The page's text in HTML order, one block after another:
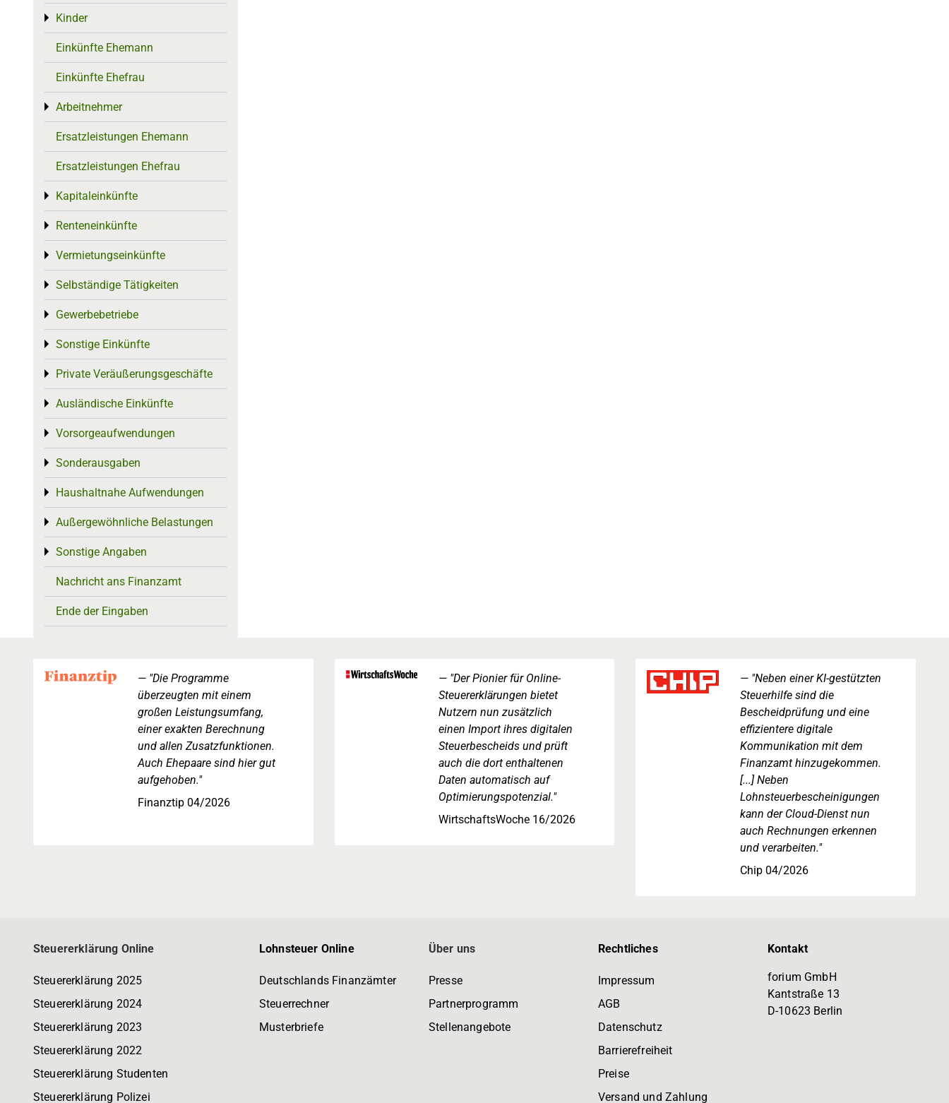
Kinder
Toggle menu
Einkünfte Ehemann
Einkünfte Ehefrau
Arbeitnehmer
Toggle menu
Ersatzleistungen Ehemann
Ersatzleistungen Ehefrau
Kapitaleinkünfte
Toggle menu
Renteneinkünfte
Toggle menu
Vermietungseinkünfte
Toggle menu
Selbständige Tätigkeiten
Toggle menu
Gewerbebetriebe
Toggle menu
Sonstige Einkünfte
Toggle menu
Private Veräußerungsgeschäfte
Toggle menu
Ausländische Einkünfte
Toggle menu
Vorsorgeaufwendungen
Toggle menu
Sonderausgaben
Toggle menu
Haushaltnahe Aufwendungen
Toggle menu
Außergewöhnliche Belastungen
Toggle menu
Sonstige Angaben
Toggle menu
Nachricht ans Finanzamt
Ende der Eingaben
"Die Programme
überzeugten mit einem
großen Leistungsumfang,
einer exakten Berechnung
und allen Zusatzfunktionen.
Auch Ehepaare sind hier gut
aufgehoben."
Finanztip 04/2026
"Der Pionier für Online-
Steuererklärungen bietet
Nutzern nun zusätzlich
einen Import ihres digitalen
Steuerbescheids und prüft
auch die dort enthaltenen
Daten automatisch auf
Optimierungspotenzial."
WirtschaftsWoche 16/2026
"Neben einer KI-gestützten
Steuerhilfe sind die
Bescheidprüfung und eine
effizientere digitale
Kommunikation mit dem
Finanzamt hinzugekommen.
[...] Neben
Lohnsteuerbescheinigungen
kann der Cloud-Dienst nun
auch Rechnungen erkennen
und verarbeiten."
Chip 04/2026
Steuererklärung Online
Steuererklärung 2025
Steuererklärung 2024
Steuererklärung 2023
Steuererklärung 2022
Steuererklärung Studenten
Steuererklärung Polizei
Lohnsteuer Online
Deutschlands Finanzämter
Steuerrechner
Musterbriefe
Über uns
Presse
Partnerprogramm
Stellenangebote
Rechtliches
Impressum
AGB
Datenschutz
Barrierefreiheit
Preise
Versand und Zahlung
Kontakt
forium GmbH
Kantstraße 13
D-10623 Berlin